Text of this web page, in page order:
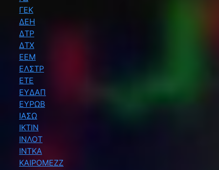
ΓΕΚ
ΔΕΗ
ΔΤΡ
ΔΤΧ
ΕΕΜ
ΕΛΣΤΡ
ΕΤΕ
ΕΥΔΑΠ
ΕΥΡΩΒ
ΙΑΣΩ
ΙΚΤΙΝ
ΙΝΛΟΤ
ΙΝΤΚΑ
ΚΑΙΡΟΜΕΖΖ